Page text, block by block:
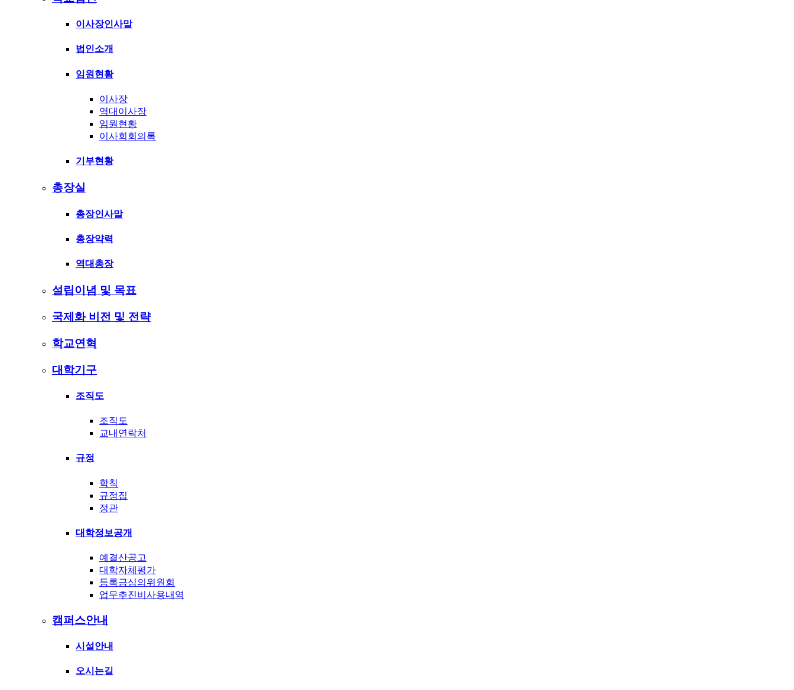
이사장인사말
법인소개
임원현황
이사장
역대이사장
임원현황
이사회회의록
기부현황
총장실
총장인사말
총장약력
역대총장
설립이념 및 목표
국제화 비전 및 전략
학교연혁
대학기구
조직도
조직도
교내연락처
규정
학칙
규정집
정관
대학정보공개
예결산공고
대학자체평가
등록금심의위원회
업무추진비사용내역
캠퍼스안내
시설안내
오시는길